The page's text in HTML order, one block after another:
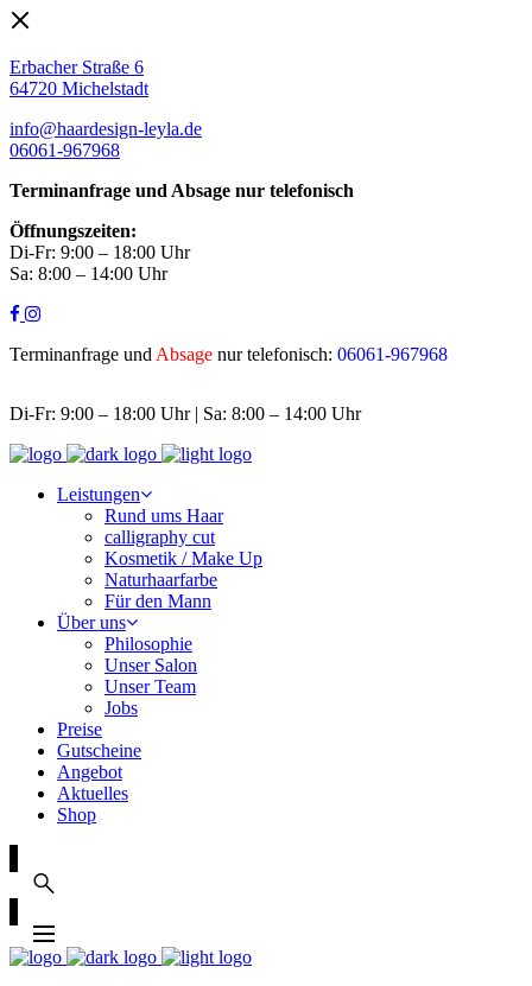
Erbacher Straße 6
64720 Michelstadt
info@haardesign-leyla.de
06061-967968
Terminanfrage und Absage nur telefonisch
Öffnungszeiten:
Di-Fr: 9:00 – 18:00 Uhr
Sa: 8:00 – 14:00 Uhr
Terminanfrage und Absage nur telefonisch: 06061-967968
Di-Fr: 9:00 – 18:00 Uhr | Sa: 8:00 – 14:00 Uhr
Leistungen
Rund ums Haar
calligraphy cut
Kosmetik / Make Up
Naturhaarfarbe
Für den Mann
Über uns
Philosophie
Unser Salon
Unser Team
Jobs
Preise
Gutscheine
Angebot
Aktuelles
Shop